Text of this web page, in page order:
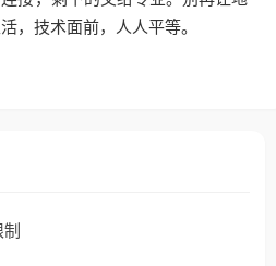
，技术面前，人人平等。